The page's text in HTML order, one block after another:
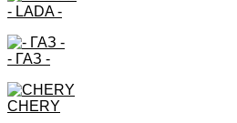
- LADA -
- ГАЗ -
CHERY